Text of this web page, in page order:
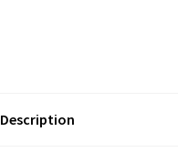
Description